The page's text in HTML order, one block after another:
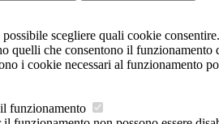
possibile scegliere quali cookie consentire.
quelli che consentono il
i cookie necessari al funzionamento
funzionamento